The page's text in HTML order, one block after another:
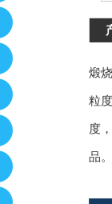
煅
粒
度
品。